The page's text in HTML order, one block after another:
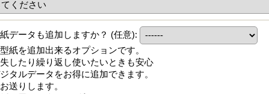
データも追加しますか？ (任意):
紙を追加出来るオプションです。
したり繰り返し使いたいときも安心
タルデータをお得に追加できます。
送りします。